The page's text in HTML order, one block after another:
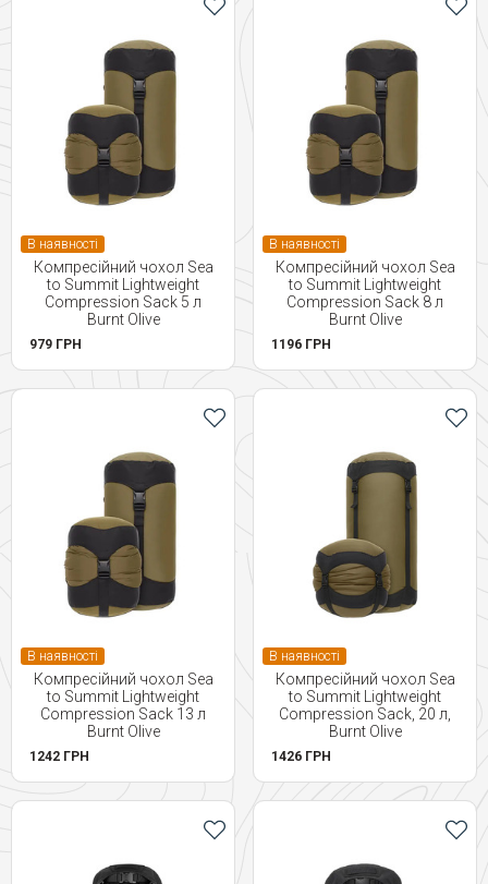
В наявності
Компресійний чохол Sea
to Summit Lightweight
Compression Sack 5 л
Burnt Olive
979 ГРН
В наявності
Компресійний чохол Sea
to Summit Lightweight
Compression Sack 8 л
Burnt Olive
1196 ГРН
В наявності
Компресійний чохол Sea
to Summit Lightweight
Compression Sack 13 л
Burnt Olive
1242 ГРН
В наявності
Компресійний чохол Sea
to Summit Lightweight
Compression Sack, 20 л,
Burnt Olive
1426 ГРН